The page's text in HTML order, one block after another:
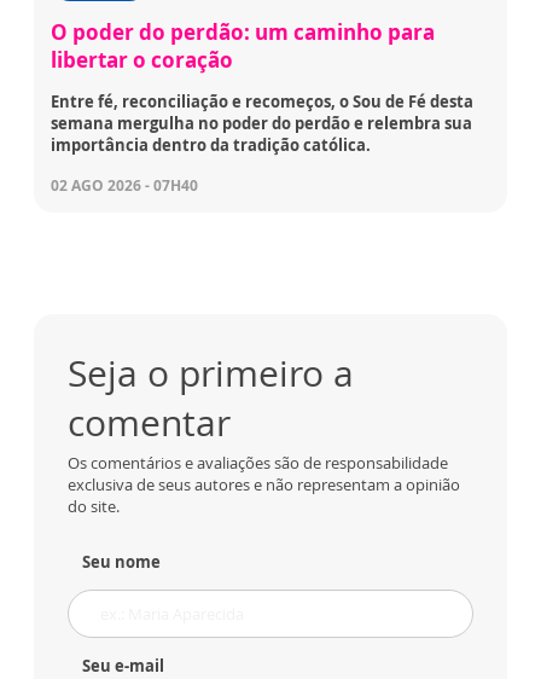
O poder do perdão: um caminho para
libertar o coração
Entre fé, reconciliação e recomeços, o Sou de Fé desta
semana mergulha no poder do perdão e relembra sua
importância dentro da tradição católica.
02 AGO 2026 - 07H40
Seja o primeiro a
comentar
Os comentários e avaliações são de responsabilidade
exclusiva de seus autores e não representam a opinião
do site.
Seu nome
Seu e-mail